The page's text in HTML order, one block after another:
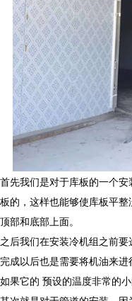
首先我们是对于库板的一个
板的，这样也能够使库板平
顶部和底部上面。
之后我们在安装冷机组之前
完成以后也是需要将机油来进
如果它的 预设的温度非常的